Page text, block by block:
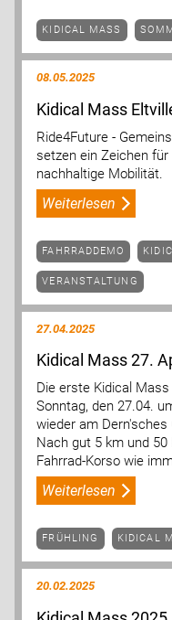
KIDICAL MASS
08.05.2025
Kidical Mass
Ride4Future -
setzen ein Zeichen
nachhaltige Mobilität.
Weiterlesen
FAHRRADDEMO
VERANSTALTUNG
27.04.2025
Kidical Mass 27.
Die erste Kidical
Sonntag, den 27.04.
wieder am Dern'sches
Nach gut 5 km und
Fahrrad-Korso wie
Weiterlesen
FRÜHLING KIDICAL
20.02.2025